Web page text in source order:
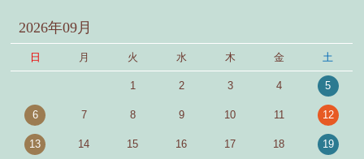
2026年09月
日 月 火 水 木 金 土
1 2 3 4 5
6 7 8 9 10 11 12
13 14 15 16 17 18 19